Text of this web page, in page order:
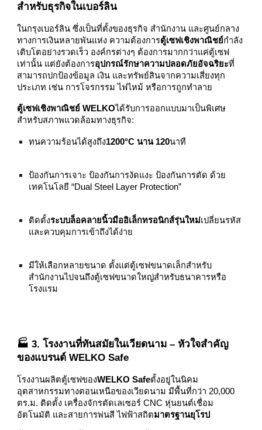
สำหรับธุรกิจในเบอร์ลิน
ในกรุงเบอร์ลิน ซึ่งเป็นที่ตั้งของธุรกิจ สำนักงาน และศูนย์กลาง
ทางการเงินหลายพันแห่ง ความต้องการตู้เซฟเชิงพาณิชย์กำลัง
เติบโตอย่างรวดเร็ว องค์กรต่างๆ ต้องการมากกว่าแค่ตู้เซฟ
เท่านั้น แต่ยังต้องการอุปกรณ์รักษาความปลอดภัยอัจฉริยะที่
สามารถปกป้องข้อมูล เงิน และทรัพย์สินจากความเสี่ยงทุก
ประเภท เช่น การโจรกรรม ไฟไหม้ หรือการถูกทำลาย
ตู้เซฟเชิงพาณิชย์ WELKOได้รับการออกแบบมาเป็นพิเศษ
สำหรับสภาพแวดล้อมทางธุรกิจ:
ทนความร้อนได้สูงถึง1200°C นาน 120นาที
ป้องกันการเจาะ ป้องกันการงัดแงะ ป้องกันการตัด ด้วย
เทคโนโลยี “Dual Steel Layer Protection”
ติดตั้งระบบล็อคลายนิ้วมืออิเล็กทรอนิกส์รุ่นใหม่เปลี่ยนรหัส
และควบคุมการเข้าถึงได้ง่าย
มีให้เลือกหลายขนาด ตั้งแต่ตู้เซฟขนาดเล็กสำหรับ
สำนักงานไปจนถึงตู้เซฟขนาดใหญ่สำหรับธนาคารหรือ
โรงแรม
🏭 3. โรงงานที่ทันสมัยในเวียดนาม – หัวใจสำคัญ
ของแบรนด์ WELKO Safe
โรงงานผลิตตู้เซฟของWELKO Safeตั้งอยู่ในนิคม
อุตสาหกรรมทางตอนเหนือของเวียดนาม มีพื้นที่กว่า 20,000
ตร.ม. ติดตั้ง เครื่องจักรตัดเลเซอร์ CNC หุ่นยนต์เชื่อม
อัตโนมัติ และสายการพ่นสี ไฟฟ้าสถิตมาตรฐานยุโรป